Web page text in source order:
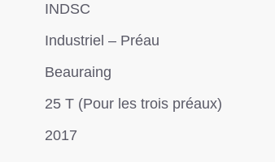
INDSC
Industriel – Préau
Beauraing
25 T (Pour les trois préaux)
2017